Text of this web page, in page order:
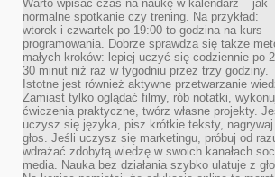
Warto wpisać czas na naukę w kalendarz – jak
normalne spotkanie czy trening. Na przykład:
wtorek i czwartek po 19:00 to godzina na kurs
programowania. Dobrze sprawdza się także
małych kroków: lepiej uczyć się codziennie po
30 minut niż raz w tygodniu przez trzy godziny.
Istotne jest również aktywne przetwarzanie
Zamiast tylko oglądać filmy, rób notatki,
ćwiczenia praktyczne, twórz własne projekty.
uczysz się języka, pisz krótkie teksty, nagrywaj
głos. Jeśli uczysz się marketingu, próbuj od
wdrażać zdobytą wiedzę w swoich kanałach
media. Nauka bez działania szybko ulatuje z